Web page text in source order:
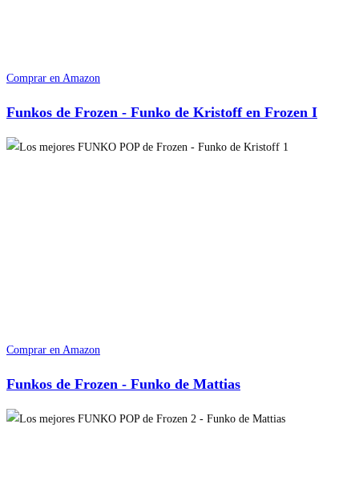
Comprar en Amazon
Funkos de Frozen - Funko de Kristoff en Frozen I
Comprar en Amazon
Funkos de Frozen - Funko de Mattias